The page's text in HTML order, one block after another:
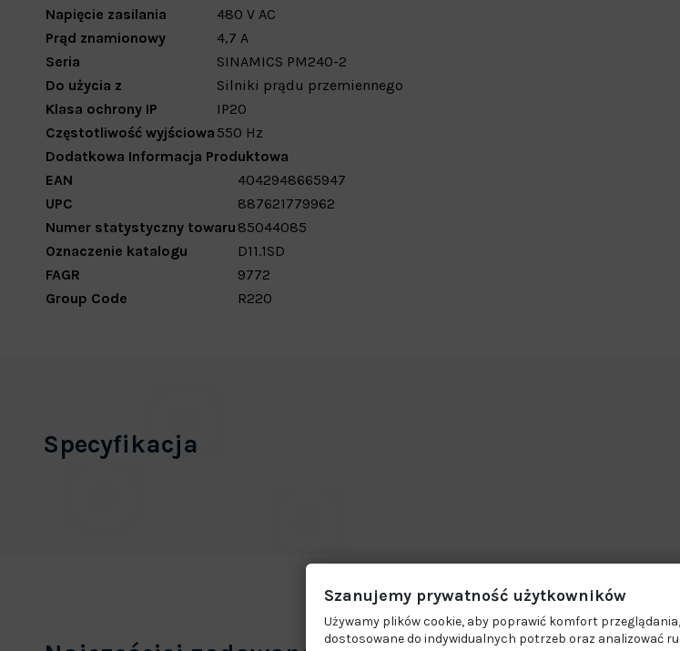
Napięcie zasilania
480 V AC
Prąd znamionowy
4,7 A
Seria
SINAMICS PM240-2
Do użycia z
Silniki prądu przemiennego
Klasa ochrony IP
IP20
Częstotliwość wyjściowa 550 Hz
Dodatkowa Informacja Produktowa
EAN
4042948665947
UPC
887621779962
Numer statystyczny towaru 85044085
Oznaczenie katalogu
D11.1SD
FAGR
9772
Group Code
R220
Specyfikacja
Szanujemy prywatność użytkowników
Używamy plików cookie, aby poprawić komfort
dostosowane do indywidualnych potrzeb oraz analizować